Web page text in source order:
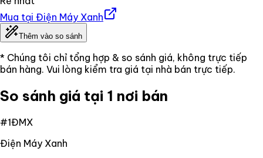
Mua tại Điện Máy Xanh
Thêm vào so sánh
* Chúng tôi chỉ tổng hợp & so sánh giá, không trực tiếp
bán hàng. Vui lòng kiểm tra giá tại nhà bán trực tiếp.
So sánh giá tại 1 nơi bán
#1ĐMX
Điện Máy Xanh